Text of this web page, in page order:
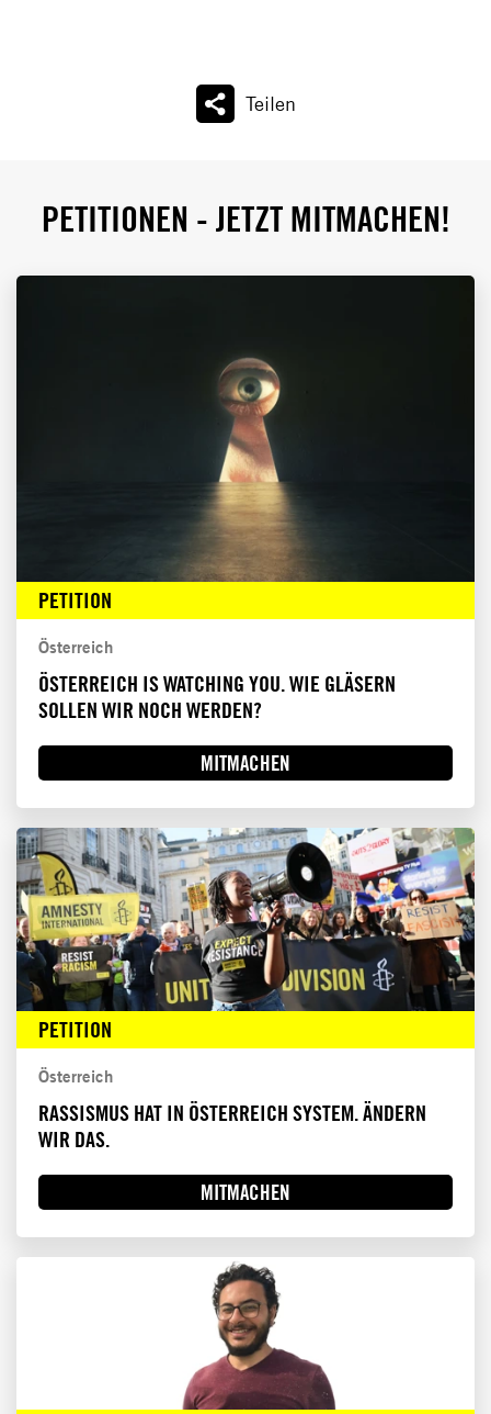
Teilen
PETITIONEN - JETZT MITMACHEN!
PETITION
Österreich
ÖSTERREICH IS WATCHING YOU. WIE GLÄSERN
SOLLEN WIR NOCH WERDEN?
MITMACHEN
PETITION
Österreich
RASSISMUS HAT IN ÖSTERREICH SYSTEM. ÄNDERN
WIR DAS.
MITMACHEN